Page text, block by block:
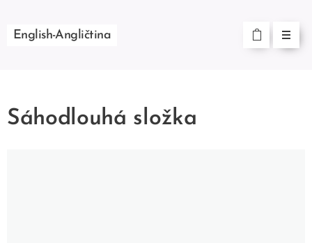
English-Angličtina
Sáhodlouhá složka